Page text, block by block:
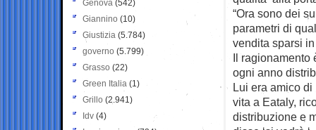
“Ora sono dei
parametri di
vendita sparsi
Il ragionamento
ogni anno
Lui era amico di
vita a Eataly,
distribuzione e
Genova (542)
Giannino (10)
Giustizia (5.784)
governo (5.799)
Grasso (22)
Green Italia (1)
Grillo (2.941)
Idv (4)